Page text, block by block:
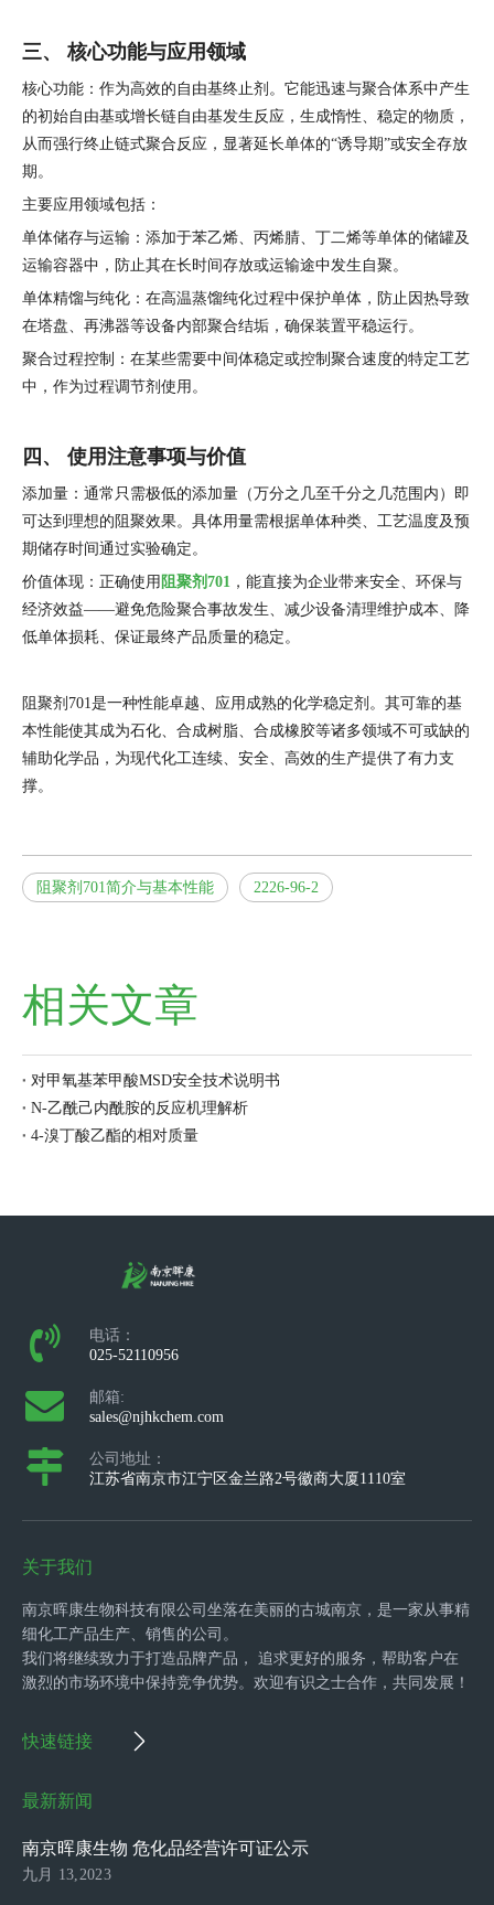
三、 核心功能与应用领域
核心功能：作为高效的自由基终止剂。它能迅速与聚合体系中产生
的初始自由基或增长链自由基发生反应，生成惰性、稳定的物质，
从而强行终止链式聚合反应，显著延长单体的“诱导期”或安全存放
期。
主要应用领域包括：
单体储存与运输：添加于苯乙烯、丙烯腈、丁二烯等单体的储罐及
运输容器中，防止其在长时间存放或运输途中发生自聚。
单体精馏与纯化：在高温蒸馏纯化过程中保护单体，防止因热导致
在塔盘、再沸器等设备内部聚合结垢，确保装置平稳运行。
聚合过程控制：在某些需要中间体稳定或控制聚合速度的特定工艺
中，作为过程调节剂使用。
四、 使用注意事项与价值
添加量：通常只需极低的添加量（万分之几至千分之几范围内）即
可达到理想的阻聚效果。具体用量需根据单体种类、工艺温度及预
期储存时间通过实验确定。
价值体现：正确使用 阻聚剂701 ，能直接为企业带来安全、环保与
经济效益——避免危险聚合事故发生、减少设备清理维护成本、降
低单体损耗、保证最终产品质量的稳定。
阻聚剂701是一种性能卓越、应用成熟的化学稳定剂。其可靠的基
本性能使其成为石化、合成树脂、合成橡胶等诸多领域不可或缺的
辅助化学品，为现代化工连续、安全、高效的生产提供了有力支
撑。
阻聚剂701简介与基本性能 2226-96-2
相关文章
对甲氧基苯甲酸MSD安全技术说明书
N-乙酰己内酰胺的反应机理解析
4-溴丁酸乙酯的相对质量
电话：
025-52110956
邮箱:
sales@njhkchem.com
公司地址：
江苏省南京市江宁区金兰路2号徽商大厦1110室
关于我们
南京晖康生物科技有限公司坐落在美丽的古城南京，是一家从事精
细化工产品生产、销售的公司。
我们将继续致力于打造品牌产品， 追求更好的服务，帮助客户在
激烈的市场环境中保持竞争优势。欢迎有识之士合作，共同发展！
快速链接
最新新闻
南京晖康生物 危化品经营许可证公示
九月 13,2023